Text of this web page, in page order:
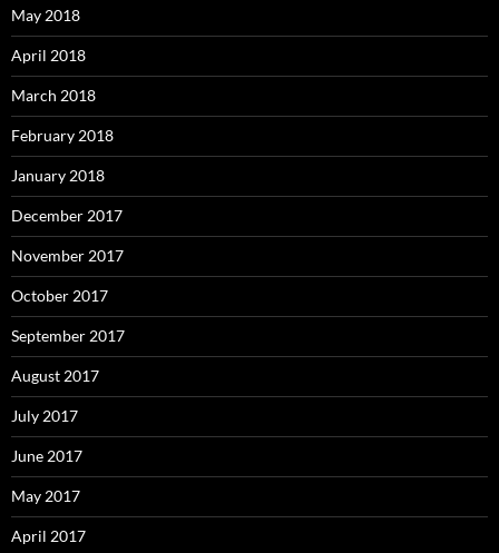
May 2018
April 2018
March 2018
February 2018
January 2018
December 2017
November 2017
October 2017
September 2017
August 2017
July 2017
June 2017
May 2017
April 2017